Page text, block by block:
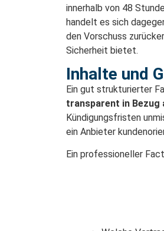
innerhalb von 48
handelt es sich
den Vorschuss
Sicherheit bietet.
Inhalte und
Ein gut strukturierter
transparent in Bezug
Kündigungsfristen
ein Anbieter
Ein professioneller